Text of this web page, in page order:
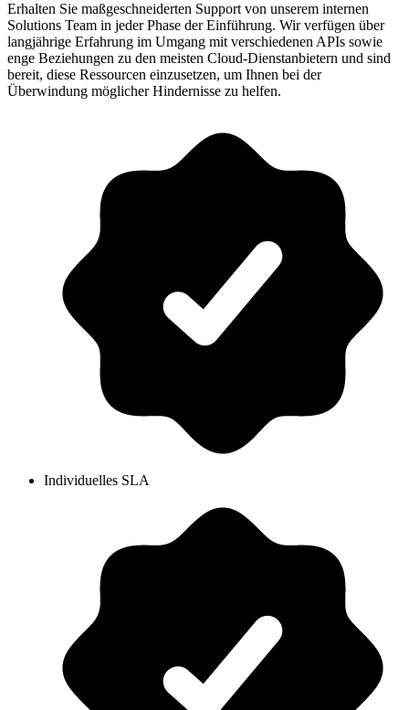
Erhalten Sie maßgeschneiderten Support von unserem internen
Solutions Team in jeder Phase der Einführung. Wir verfügen über
langjährige Erfahrung im Umgang mit verschiedenen APIs sowie
enge Beziehungen zu den meisten Cloud-Dienstanbietern und sind
bereit, diese Ressourcen einzusetzen, um Ihnen bei der
Überwindung möglicher Hindernisse zu helfen.
Individuelles SLA